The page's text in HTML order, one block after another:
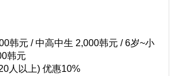
韩元 / 中高中生 2,000韩元 / 6岁~小
韩元
人以上) 优惠10%